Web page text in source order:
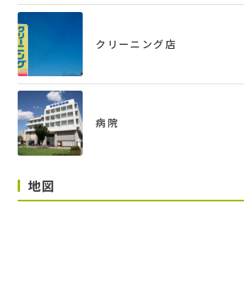
物件コード
0003-0002
修繕積立金 / 月
10,000円
修繕積立基金
敷地面積
クリーニング店
病院
地図